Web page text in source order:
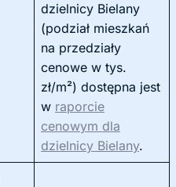
dzielnicy Bielany
(podział mieszkań
na przedziały
cenowe w tys.
zł/m²) dostępna jest
w raporcie
cenowym dla
dzielnicy Bielany.